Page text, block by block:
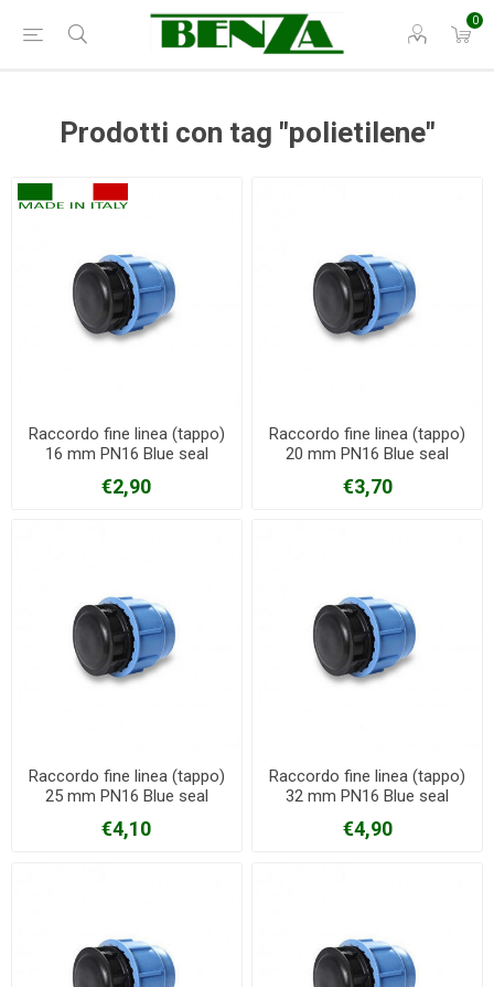
0
Prodotti con tag "polietilene"
Raccordo fine linea (tappo)
16 mm PN16 Blue seal
€2,90
Raccordo fine linea (tappo)
20 mm PN16 Blue seal
€3,70
Raccordo fine linea (tappo)
25 mm PN16 Blue seal
€4,10
Raccordo fine linea (tappo)
32 mm PN16 Blue seal
€4,90